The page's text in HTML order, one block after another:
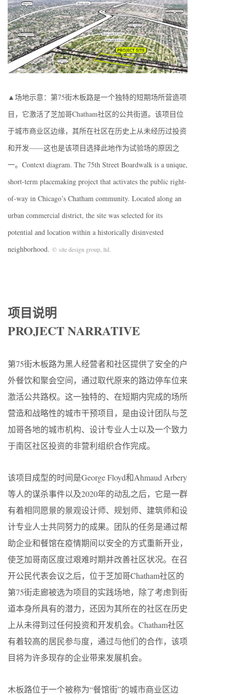
▲场地示意：第75街木板路是一个独特的短期场所营造项
目，它激活了芝加哥Chatham社区的公共街道。该项目位
于城市商业区边缘，其所在社区在历史上从未经历过投资
和开发——这也是该项目选择此地作为试验场的原因之
一。Context diagram. The 75th Street Boardwalk is a unique,
short-term placemaking project that activates the public right-
of-way in Chicago’s Chatham community. Located along an
urban commercial district, the site was selected for its
potential and location within a historically disinvested
neighborhood. © site design group, ltd.
项目说明
PROJECT NARRATIVE
第75街木板路为黑人经营者和社区提供了安全的户
外餐饮和聚会空间，通过取代原来的路边停车位来
激活公共路权。这一独特的、在短期内完成的场所
营造和战略性的城市干预项目，是由设计团队与芝
加哥各地的城市机构、设计专业人士以及一个致力
于南区社区投资的非营利组织合作完成。
该项目成型的时间是George Floyd和Ahmaud Arbery
等人的谋杀事件以及2020年的动乱之后，它是一群
有着相同愿景的景观设计师、规划师、建筑师和设
计专业人士共同努力的成果。团队的任务是通过帮
助企业和餐馆在疫情期间以安全的方式重新开业，
使芝加哥南区度过艰难时期并改善社区状况。在召
开公民代表会议之后，位于芝加哥Chatham社区的
第75街走廊被选为项目的实践场地，除了考虑到街
道本身所具有的潜力，还因为其所在的社区在历史
上从未得到过任何投资和开发机会。Chatham社区
有着较高的居民参与度，通过与他们的合作，该项
目将为许多现存的企业带来发展机会。
木板路位于一个被称为“餐馆街”的城市商业区边